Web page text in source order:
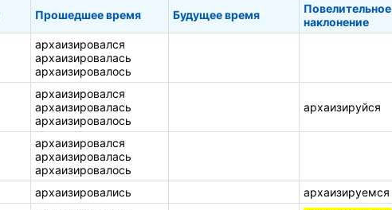
Прошедшее время Будущее время
Повелительное
наклонение
архаизировался
архаизировалась
архаизировалось
архаизировался
архаизировалась
архаизировалось
архаизируйся
архаизировался
архаизировалась
архаизировалось
архаизировались
архаизируемся